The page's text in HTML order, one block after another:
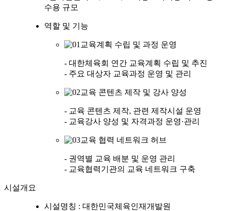
수용 규모
역할 및 기능
교육계획 수립 및 과정 운영
- 대한체육회 연간 교육계획 수립 및 추진
- 주요 대상자 교육과정 운영 및 관리
교육 콘텐츠 제작 및 강사 양성
- 교육 콘텐츠 제작, 관련 제작시설 운영
- 교육강사 양성 및 자격과정 운영·관리
교육 협력 네트워크 허브
- 권역별 교육 배분 및 운영 관리
- 교육협력기관의 교육 네트워크 구축
시설개요
시설명칭 : 대한민국체육인재개발원